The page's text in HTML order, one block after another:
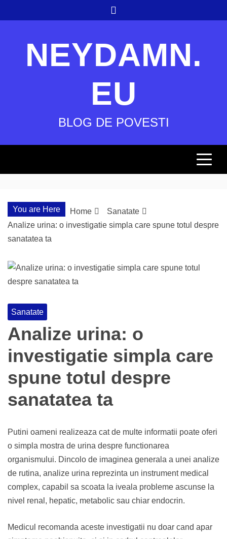
to
NEYDAMN.
EU
BLOG DE POVESTI
You are Here Home
Sanatate
Analize urina: o investigatie simpla care spune totul despre
sanatatea ta
Sanatate
Analize urina: o
investigatie simpla care
spune totul despre
sanatatea ta
Putini oameni realizeaza cat de multe informatii poate oferi
o simpla mostra de urina despre functionarea
organismului. Dincolo de imaginea generala a unei analize
de rutina, analize urina reprezinta un instrument medical
complex, capabil sa scoata la iveala probleme ascunse la
nivel renal, hepatic, metabolic sau chiar endocrin.
Medicul recomanda aceste investigatii nu doar cand apar